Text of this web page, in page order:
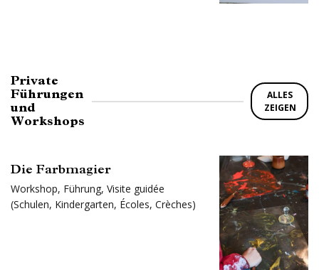
Private
Führungen
und
Workshops
ALLES
ZEIGEN
Die Farbmagier
Workshop, Führung, Visite guidée
(Schulen, Kindergarten, Écoles, Crèches)